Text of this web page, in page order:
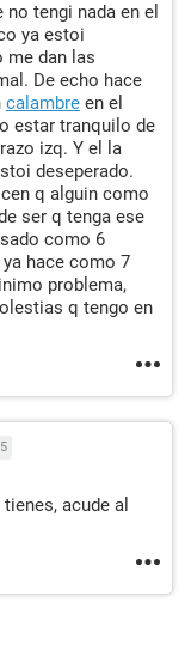
tengi nada en el
ya estoi
me dan las
De echo hace
calambre en el
estar tranquilo de
izq. Y el la
deseperado.
q alguin como
ser q tenga ese
como 6
hace como 7
problema,
q tengo en
acude al